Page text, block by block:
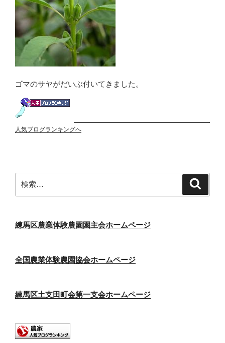
ゴマのサヤがだいぶ付いてきました。
人気ブログランキングへ
索:
練馬区農業体験農園園主会ホームページ
全国農業体験農園協会ホームページ
練馬区土支田町会第一支会ホームページ